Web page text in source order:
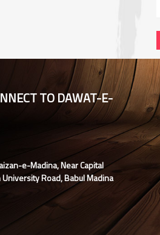
TO DAWAT-E-
e-Madina, Near Capital
Road, Babul Madina